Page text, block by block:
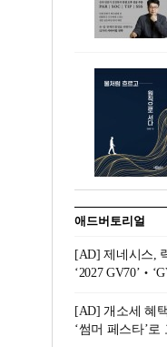
애드버토리얼
[AD] 제네시스,
‘2027
[AD] 개소세 혜
‘썸머 페스타’